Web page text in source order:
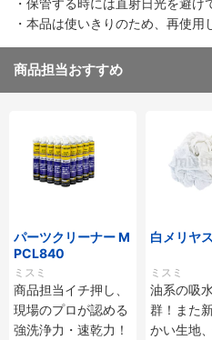
・本品は使いきりのため、再使用
商品担当おすすめ
パーツクリーナー M
PCL840
ミスミ
商品担当イチ押し、
現場のプロが認める
強洗浄力・速乾力！
白メリヤ
ミスミ
油系の吸
群！また
かい生地